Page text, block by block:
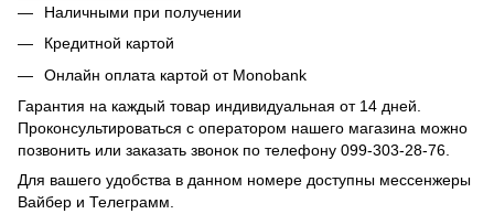
Наличными при получении
Кредитной картой
Онлайн оплата картой от Monobank
Гарантия на каждый товар индивидуальная от 14 дней.
Проконсультироваться с оператором нашего магазина можно
позвонить или заказать звонок по телефону 099-303-28-76.
Для вашего удобства в данном номере доступны мессенжеры
Вайбер и Телеграмм.